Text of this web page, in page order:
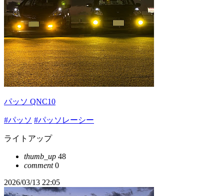
パッソ QNC10
#パッソ #パッソレーシー
ライトアップ
thumb_up 48
comment0
2026/03/13 22:05